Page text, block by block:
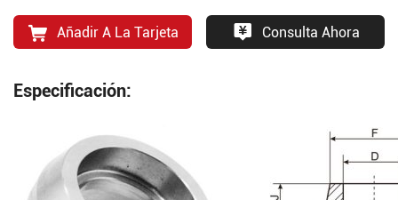
Añadir A La Tarjeta Consulta Ahora
Especificación: